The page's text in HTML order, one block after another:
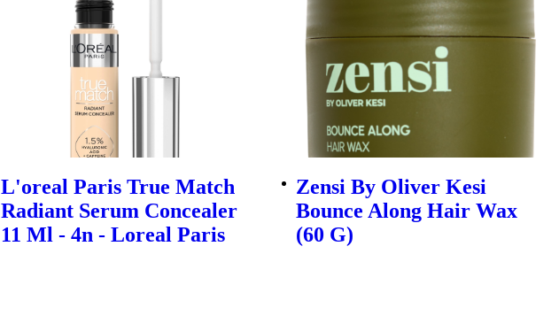
L'oreal Paris True Match
Radiant Serum Concealer
11 Ml - 4n - Loreal Paris
Zensi By Oliver Kesi
Bounce Along Hair Wax
(60 G)